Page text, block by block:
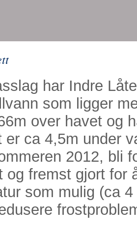
har Indre
som ligger
over havet og
er ca 4,5m under
2012, bli
og fremst gjort for
som mulig (ca